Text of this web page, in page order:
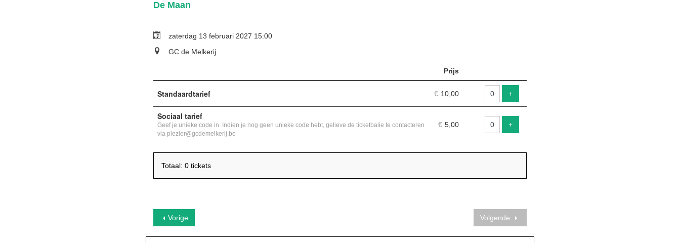
De Maan
zaterdag 13 februari 2027 15:00
GC de Melkerij
Prijs
tickets
Standaardtarief € 10,00 +Voeg ticket toe
Sociaal tarief
Geef je unieke code in. Indien je nog geen unieke code hebt, gelieve de ticketbalie te contacteren
via plezier@gcdemelkerij.be
€ 5,00 +Voeg ticket toe
Totaal: 0 tickets
Vorige Volgende